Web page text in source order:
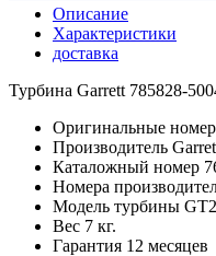
Описание
Характеристики
доставка
Турбина Garrett 785828-
Оригинальные
Производитель
Каталожный номер
Номера
Модель турбины
Вес 7 кг.
Гарантия 12 месяцев